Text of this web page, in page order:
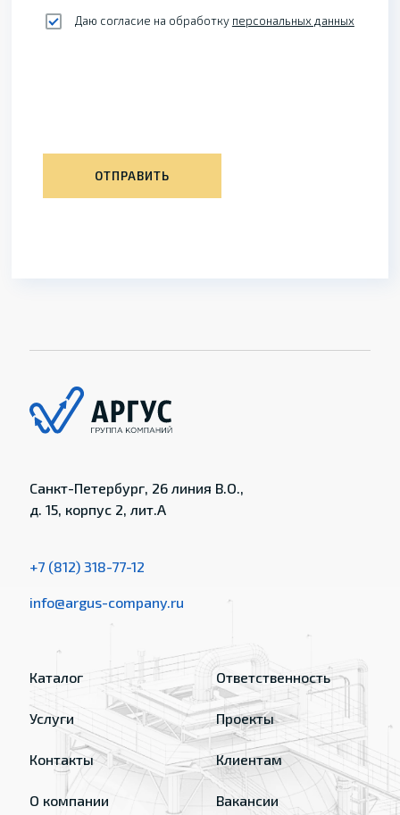
Даю согласие на обработку персональных данных
ОТПРАВИТЬ
Санкт-Петербург, 26 линия В.О.,
д. 15, корпус 2, лит.А
+7 (812) 318-77-12
info@argus-company.ru
Каталог
Услуги
Контакты
О компании
Ответственность
Проекты
Клиентам
Вакансии